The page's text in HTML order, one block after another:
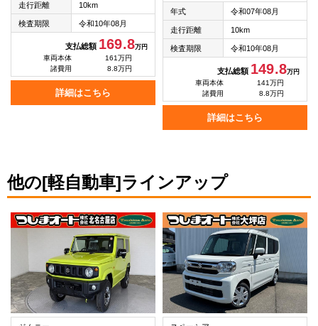
走行距離 10km
検査期限 令和10年08月
支払総額 169.8万円
車両本体
161万円
諸費用
8.8万円
詳細はこちら
年式 令和07年08月
走行距離 10km
検査期限 令和10年08月
支払総額 149.8万円
車両本体
141万円
諸費用
8.8万円
詳細はこちら
他の[軽自動車]ラインアップ